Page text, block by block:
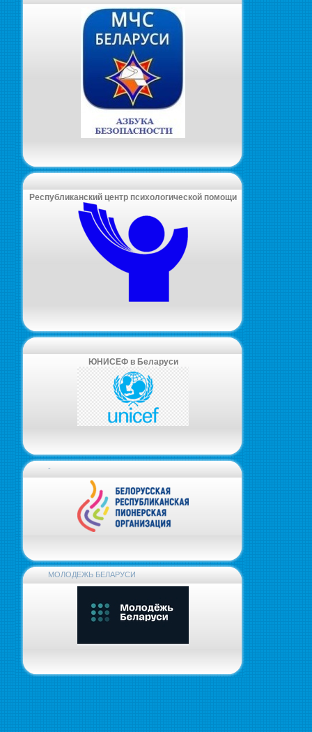
Республиканский центр психологической помощи
ЮНИСЕФ в Беларуси
-
МОЛОДЕЖЬ БЕЛАРУСИ